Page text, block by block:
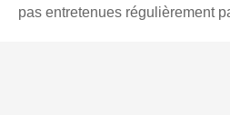
pas entretenues régulièrement